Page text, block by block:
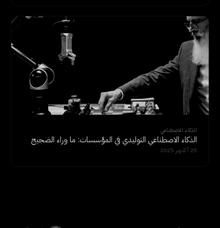
الذكاء الاصطناعي
الذكاء الاصطناعي التوليدي في المؤسسات: ما وراء الضجيج
25 أكتوبر 2025